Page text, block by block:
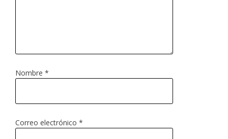
Nombre *
Correo electrónico *